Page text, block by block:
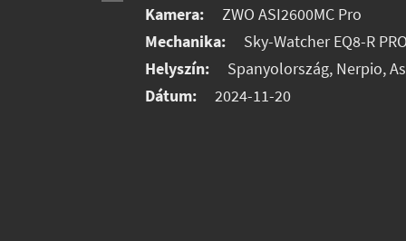
Kamera:
ZWO ASI2600MC Pro
Mechanika:
Sky-Watcher EQ8-R
Helyszín:
Spanyolország, Nerpio,
Dátum:
2024-11-20